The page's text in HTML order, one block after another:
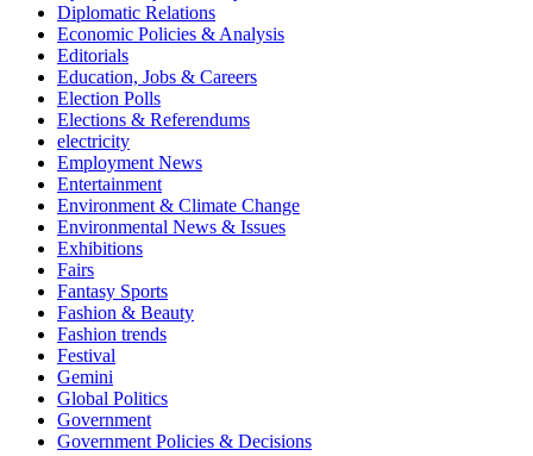
Diplomatic Relations
Economic Policies & Analysis
Editorials
Education, Jobs & Careers
Election Polls
Elections & Referendums
electricity
Employment News
Entertainment
Environment & Climate Change
Environmental News & Issues
Exhibitions
Fairs
Fantasy Sports
Fashion & Beauty
Fashion trends
Festival
Gemini
Global Politics
Government
Government Policies & Decisions